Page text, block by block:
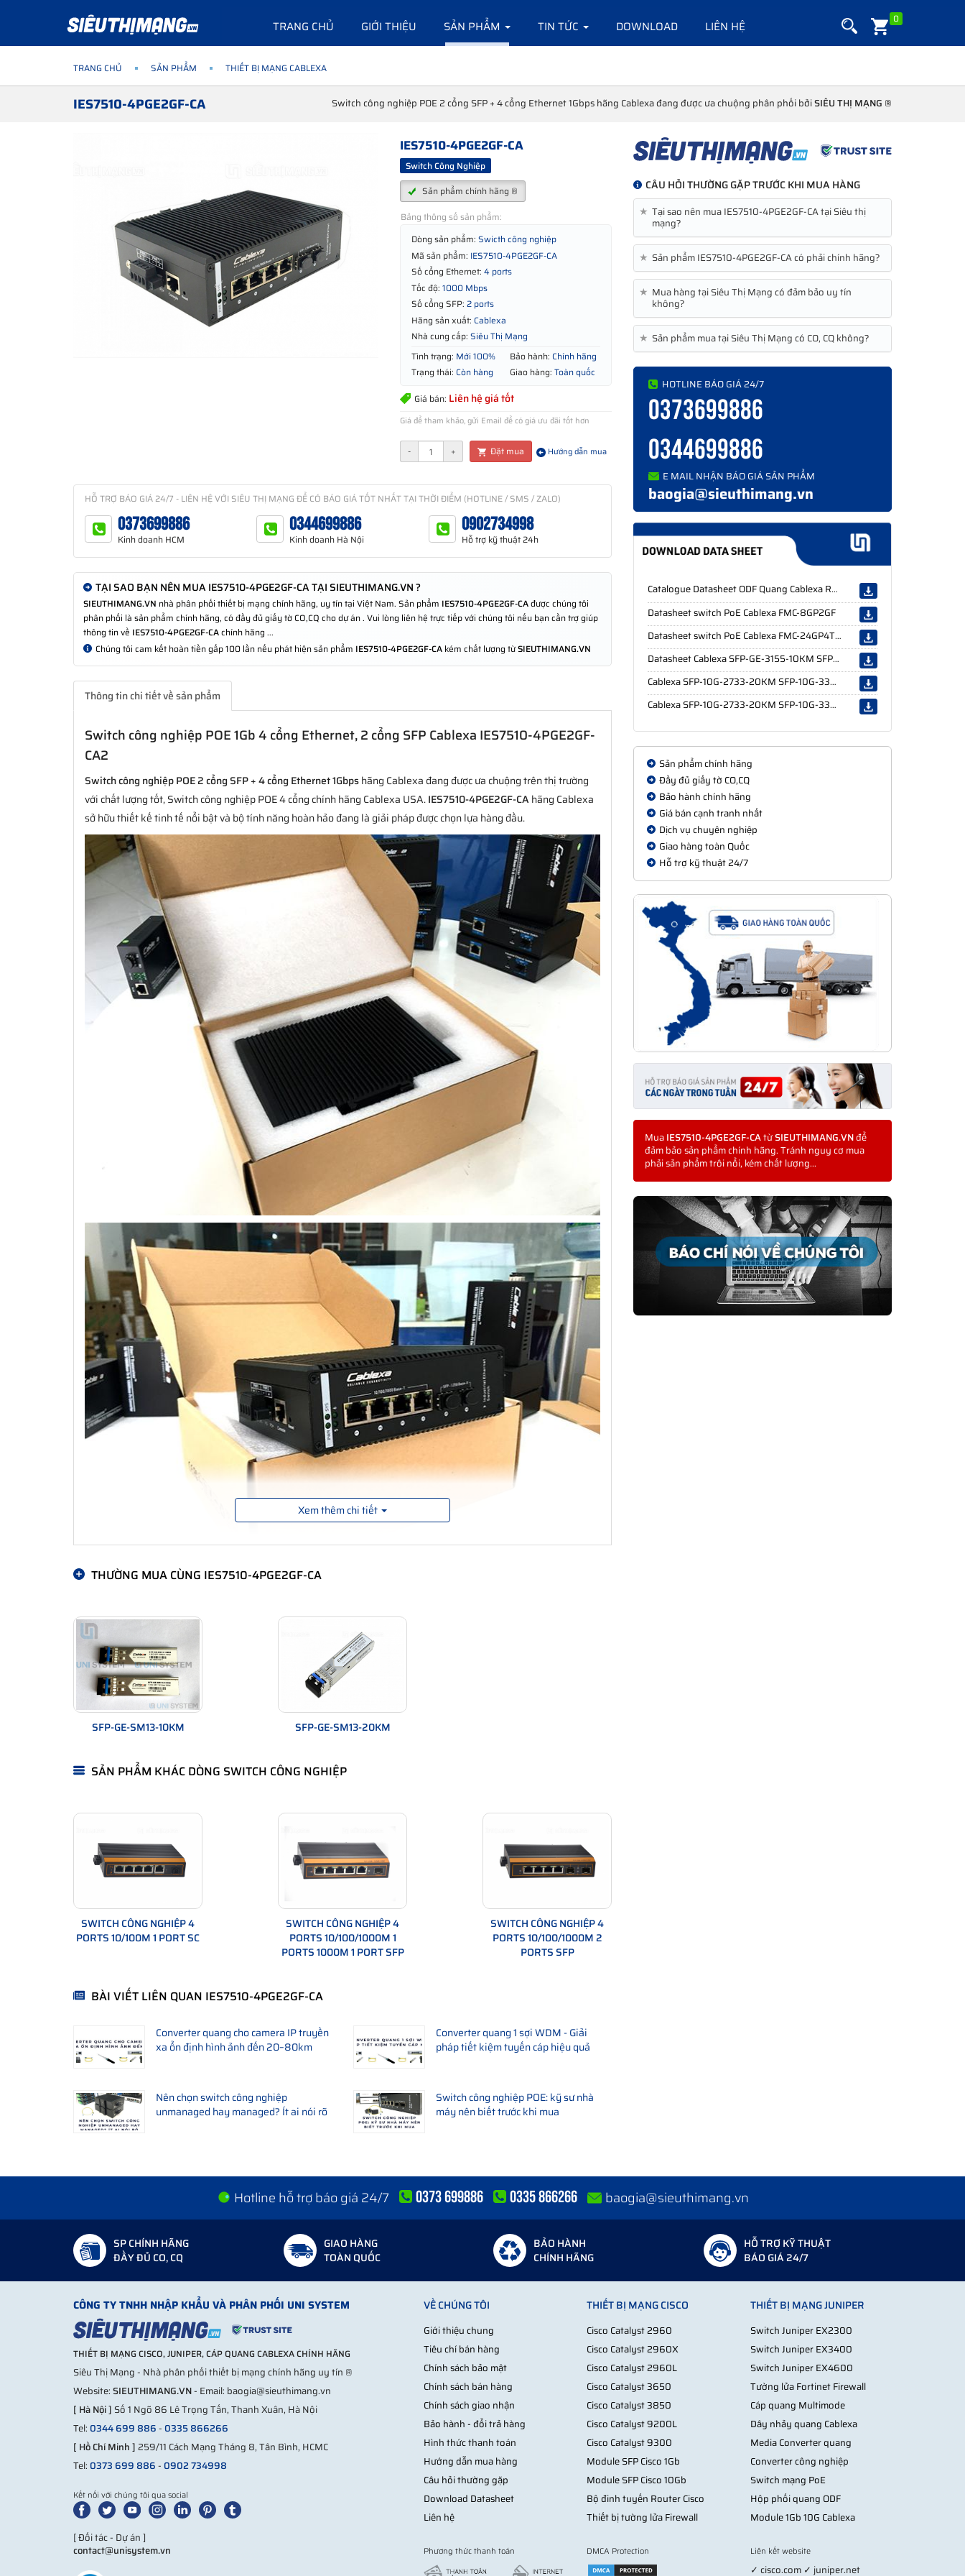
TRANG CHỦ GIỚI THIỆU SẢN PHẨM TIN TỨC DOWNLOAD LIÊN HỆ 0
TRANG CHỦ SẢN PHẨM THIẾT BỊ MẠNG CABLEXA
IES7510-4PGE2GF-CA Switch công nghiệp POE 2 cổng SFP + 4 cổng Ethernet 1Gbps hãng Cablexa đang được ưa chuộng phân phối bởiSIÊU THỊ MẠNG ®
IES7510-4PGE2GF-CA
Switch Công Nghiệp
Sản phẩm chính hãng ®
Bảng thông số sản phẩm:
Dòng sản phẩm: Swicth công nghiệp
Mã sản phẩm: IES7510-4PGE2GF-CA
Số cổng Ethernet: 4 ports
Tốc độ: 1000 Mbps
Số cổng SFP: 2 ports
Hãng sản xuất: Cablexa
Nhà cung cấp: Siêu Thị Mạng
Tình trạng: Mới 100% Bảo hành: Chính hãng
Trạng thái: Còn hàng Giao hàng: Toàn quốc
Giá bán: Liên hệ giá tốt
Giá để tham khảo, gửi Email để có giá ưu đãi tốt hơn
- + Đặt mua Hướng dẫn mua
HỖ TRỢ BÁO GIÁ 24/7 - LIÊN HỆ VỚI SIÊU THỊ MẠNG ĐỂ CÓ BÁO GIÁ TỐT NHẤT TẠI THỜI ĐIỂM (HOTLINE / SMS / ZALO)
0373699886
Kinh doanh HCM
0344699886
Kinh doanh Hà Nội
0902734998
Hỗ trợ kỹ thuật 24h
TẠI SAO BẠN NÊN MUA IES7510-4PGE2GF-CA TẠI SIEUTHIMANG.VN ?
SIEUTHIMANG.VN nhà phân phối thiết bị mạng chính hãng, uy tín tại Việt Nam. Sản phẩm IES7510-4PGE2GF-CAđược chúng tôi
phân phối là sản phẩm chính hãng, có đầy đủ giấy tờ CO,CQ cho dự án . Vui lòng liên hệ trực tiếp với chúng tôi nếu bạn cần trợ giúp
thông tin về IES7510-4PGE2GF-CAchính hãng ...
Chúng tôi cam kết hoàn tiền gấp 100 lần nếu phát hiện sản phẩm IES7510-4PGE2GF-CA kém chất lượng từSIEUTHIMANG.VN
Thông tin chi tiết về sản phẩm
Switch công nghiệp POE 1Gb 4 cổng Ethernet, 2 cổng SFP Cablexa IES7510-4PGE2GF-
CA2
Switch công nghiệp POE 2 cổng SFP + 4 cổng Ethernet 1Gbpshãng Cablexa đang được ưa chuộng trên thị trường
với chất lượng tốt, Switch công nghiệp POE 4 cổng chính hãng Cablexa USA.IES7510-4PGE2GF-CA hãng Cablexa
sở hữu thiết kế tinh tế nổi bật và bộ tính năng hoàn hảo đang là giải pháp được chọn lựa hàng đầu.
Hình ảnh:Switch công nghiệp POE 1Gb 4 cổng Ethernet, 2 cổng SFP Cablexa IES7510-4PGE2GF-CA
Switch IES7510-4PGE2GF-CA
được bao bọc bởi lớp vỏ bằng bìa carton cứng cáp đơn giản những vẫn có hiển thị đầy
đủ các thông tin chính như Logo của hãng, mã sản phẩm, các mô tả của sản phẩm, địa chỉ IP kèm theo tài khoản và
mật khẩu truy cập. Bên trong thiết bị chuyển mạch hãng Cablexa được bọc 1 lớp xốp dày giúp bảo vệ tránh khỏi các
va đập mạnh.
Hình ảnh:Switch công nghiệp POE 1Gb 4 cổng Ethernet, 2 cổng SFP Cablexa
Toàn bộ Switch công nghiệp IES7510-4PGE2GF-CA làm bằng kim loại rất chắc chắn các góc cạnh được cố định bằng
ốc vít,Switch công nghiệp hãng Cablexa
sở hữu một gam màu đen nhám bắt mắt cùng kiểu dáng thiết kế lạ mắt.
Phần trên là các khe sâu không chỉ tăng tính thẩm mỹ mà còn giúp người dùng dễ dàng cầm lắm. Các thiết bị
Xem thêm chi tiết
THƯỜNG MUA CÙNG IES7510-4PGE2GF-CA
SFP-GE-SM13-10KM SFP-GE-SM13-20KM
SẢN PHẨM KHÁC DÒNG SWITCH CÔNG NGHIỆP
SWITCH CÔNG NGHIỆP 4
PORTS 10/100M 1 PORT SC
SWITCH CÔNG NGHIỆP 4
PORTS 10/100/1000M 1
PORTS 1000M 1 PORT SFP
SWITCH CÔNG NGHIỆP 4
PORTS 10/100/1000M 2
PORTS SFP
BÀI VIẾT LIÊN QUAN IES7510-4PGE2GF-CA
Converter quang cho camera IP truyền
xa ổn định hình ảnh đến 20–80km
Converter quang 1 sợi WDM - Giải
pháp tiết kiệm tuyến cáp hiệu quả
Nên chọn switch công nghiệp
unmanaged hay managed? Ít ai nói rõ
Switch công nghiệp POE: kỹ sư nhà
máy nên biết trước khi mua
CÂU HỎI THƯỜNG GẶP TRƯỚC KHI MUA HÀNG
★ Tại sao nên mua IES7510-4PGE2GF-CA tại Siêu thị
mạng?
★ Sản phẩm IES7510-4PGE2GF-CA có phải chính hãng?
★ Mua hàng tại Siêu Thị Mạng có đảm bảo uy tín
không?
★ Sản phẩm mua tại Siêu Thị Mạng có CO, CQ không?
HOTLINE BÁO GIÁ 24/7
0373699886
0344699886
E MAIL NHẬN BÁO GIÁ SẢN PHẨM
baogia@sieuthimang.vn
Catalogue Datasheet ODF Quang Cablexa Rack
Datasheet switch PoE Cablexa FMC-8GP2GF
Datasheet switch PoE Cablexa FMC-24GP4TF-L2M
Datasheet Cablexa SFP-GE-3155-10KM SFP-GE-5531-10KM
Cablexa SFP-10G-2733-20KM SFP-10G-3327-40KM
Cablexa SFP-10G-2733-20KM SFP-10G-3327-80KM
Sản phẩm chính hãng
Đầy đủ giấy tờ CO,CQ
Bảo hành chính hãng
Giá bán cạnh tranh nhất
Dịch vụ chuyên nghiệp
Giao hàng toàn Quốc
Hỗ trợ kỹ thuật 24/7
MuaIES7510-4PGE2GF-CAtừSIEUTHIMANG.VNđể
đảm bảo sản phẩm chính hãng. Tránh nguy cơ mua
phải sản phẩm trôi nổi, kém chất lượng...
Hotline hỗ trợ báo giá 24/7 0373 699886 0335 866266 baogia@sieuthimang.vn
SP CHÍNH HÃNG
ĐẦY ĐỦ CO, CQ
GIAO HÀNG
TOÀN QUỐC
BẢO HÀNH
CHÍNH HÃNG
HỖ TRỢ KỸ THUẬT
BÁO GIÁ 24/7
CÔNG TY TNHH NHẬP KHẨU VÀ PHÂN PHỐI UNI SYSTEM
THIẾT BỊ MẠNG CISCO, JUNIPER, CÁP QUANG CABLEXA CHÍNH HÃNG
Siêu Thị Mạng - Nhà phân phối thiết bị mạng chính hãng uy tín ®
Website:SIEUTHIMANG.VN- Email: baogia@sieuthimang.vn
[ Hà Nội ] Số 1 Ngõ 86 Lê Trọng Tấn, Thanh Xuân, Hà Nội
Tel:0344 699 886-0335 866266
[ Hồ Chí Minh ] 259/11 Cách Mạng Tháng 8, Tân Bình, HCMC
Tel:0373 699 886-0902 734998
Kết nối với chúng tôi qua social
[ Đối tác - Dự án ]
contact@unisystem.vn
VỀ CHÚNG TÔI
Giới thiệu chung
Tiêu chí bán hàng
Chính sách bảo mật
Chính sách bán hàng
Chính sách giao nhận
Bảo hành - đổi trả hàng
Hình thức thanh toán
Hướng dẫn mua hàng
Câu hỏi thường gặp
Download Datasheet
Liên hệ
Phương thức thanh toán
THIẾT BỊ MẠNG CISCO
Cisco Catalyst 2960
Cisco Catalyst 2960X
Cisco Catalyst 2960L
Cisco Catalyst 3650
Cisco Catalyst 3850
Cisco Catalyst 9200L
Cisco Catalyst 9300
Module SFP Cisco 1Gb
Module SFP Cisco 10Gb
Bộ đinh tuyến Router Cisco
Thiết bị tường lửa Firewall
DMCA Protection
THIẾT BỊ MẠNG JUNIPER
Switch Juniper EX2300
Switch Juniper EX3400
Switch Juniper EX4600
Tường lửa Fortinet Firewall
Cáp quang Multimode
Dây nhảy quang Cablexa
Media Converter quang
Converter công nghiệp
Switch mạng PoE
Hộp phối quang ODF
Module 1Gb 10G Cablexa
Liên kết website
✓ cisco.com ✓ juniper.net